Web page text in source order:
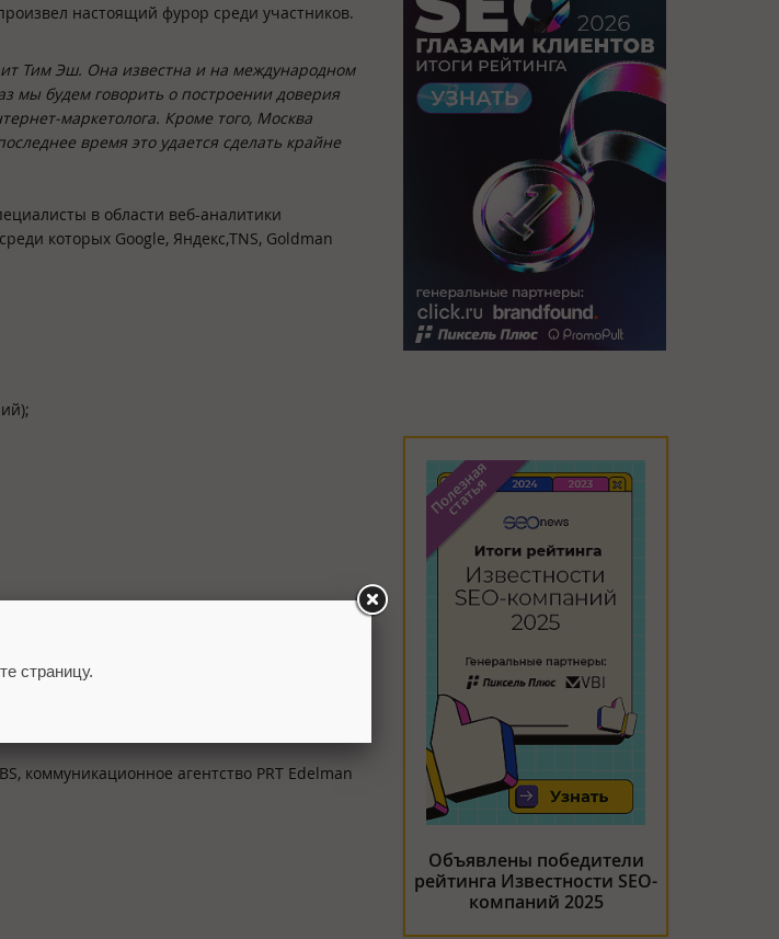
настоящий фурор среди участников.
Тим Эш. Она известна и на международном
мы будем говорить о построении доверия
маркетолога. Кроме того, Москва
время это удается сделать крайне
в области веб-аналитики
которых Google, Яндекс,TNS, Goldman
официальном сайте конференции:
коммуникационное агентство PRT Edelman
Объявлены победители
рейтинга Известности SEO-
компаний 2025
страницу.